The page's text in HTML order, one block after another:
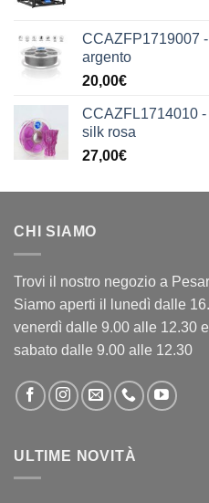
CCAZFP1719007
argento
20,00€
CCAZFL1714010
silk rosa
27,00€
CHI SIAMO
Trovi il nostro negozio a
Siamo aperti il lunedì dalle
venerdì dalle 9.00 alle 12.30
sabato dalle 9.00 alle 12.30
ULTIME NOVITÀ